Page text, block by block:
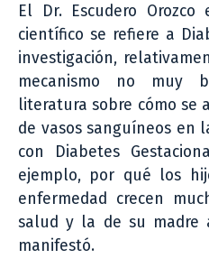
El Dr. Escudero
científico se refiere a
investigación,
mecanismo no muy
literatura sobre cómo se
de vasos sanguíneos en
con Diabetes
ejemplo, por qué los
enfermedad crecen
salud y la de su madre
manifestó.